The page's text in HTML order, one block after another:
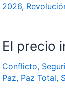
2026,
El precio
Conflicto,
Paz, Paz Total,